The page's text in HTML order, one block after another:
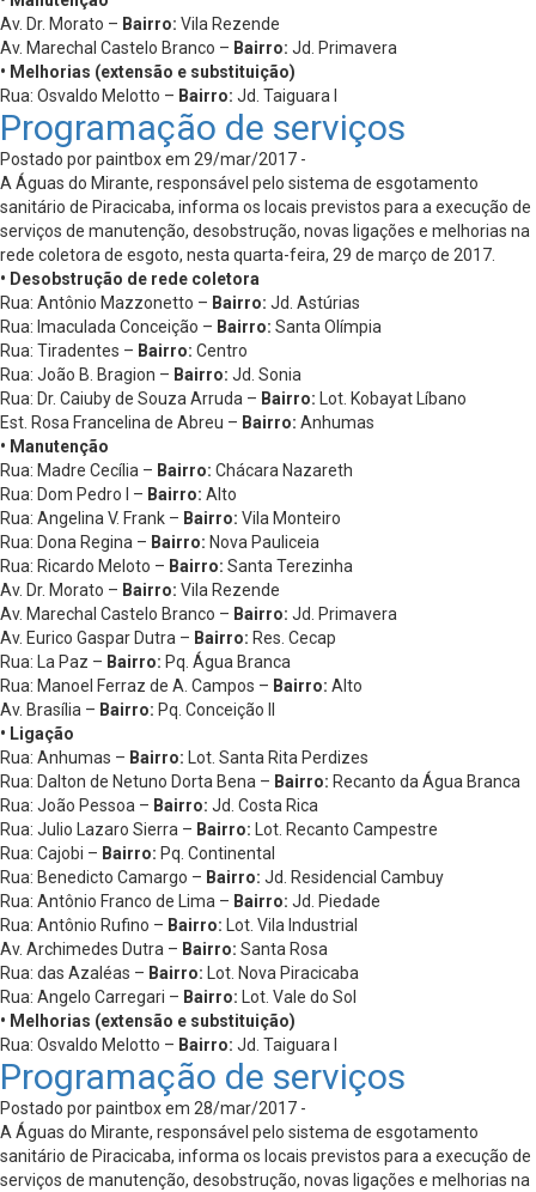
Av. Dr. Morato – Bairro: Vila Rezende
Av. Marechal Castelo Branco – Bairro: Jd. Primavera
• Melhorias (extensão e substituição)
Rua: Osvaldo Melotto – Bairro: Jd. Taiguara I
Programação de serviços
Postado por paintbox em 29/mar/2017 -
A Águas do Mirante, responsável pelo sistema de esgotamento
sanitário de Piracicaba, informa os locais previstos para a execução de
serviços de manutenção, desobstrução, novas ligações e melhorias na
rede coletora de esgoto, nesta quarta-feira, 29 de março de 2017.
• Desobstrução de rede coletora
Rua: Antônio Mazzonetto – Bairro: Jd. Astúrias
Rua: Imaculada Conceição – Bairro: Santa Olímpia
Rua: Tiradentes – Bairro: Centro
Rua: João B. Bragion – Bairro: Jd. Sonia
Rua: Dr. Caiuby de Souza Arruda – Bairro: Lot. Kobayat Líbano
Est. Rosa Francelina de Abreu – Bairro: Anhumas
• Manutenção
Rua: Madre Cecília – Bairro: Chácara Nazareth
Rua: Dom Pedro I – Bairro: Alto
Rua: Angelina V. Frank – Bairro: Vila Monteiro
Rua: Dona Regina – Bairro: Nova Pauliceia
Rua: Ricardo Meloto – Bairro: Santa Terezinha
Av. Dr. Morato – Bairro: Vila Rezende
Av. Marechal Castelo Branco – Bairro: Jd. Primavera
Av. Eurico Gaspar Dutra – Bairro: Res. Cecap
Rua: La Paz – Bairro: Pq. Água Branca
Rua: Manoel Ferraz de A. Campos – Bairro: Alto
Av. Brasília – Bairro: Pq. Conceição II
• Ligação
Rua: Anhumas – Bairro: Lot. Santa Rita Perdizes
Rua: Dalton de Netuno Dorta Bena – Bairro: Recanto da Água Branca
Rua: João Pessoa – Bairro: Jd. Costa Rica
Rua: Julio Lazaro Sierra – Bairro: Lot. Recanto Campestre
Rua: Cajobi – Bairro: Pq. Continental
Rua: Benedicto Camargo – Bairro: Jd. Residencial Cambuy
Rua: Antônio Franco de Lima – Bairro: Jd. Piedade
Rua: Antônio Rufino – Bairro: Lot. Vila Industrial
Av. Archimedes Dutra – Bairro: Santa Rosa
Rua: das Azaléas – Bairro: Lot. Nova Piracicaba
Rua: Angelo Carregari – Bairro: Lot. Vale do Sol
• Melhorias (extensão e substituição)
Rua: Osvaldo Melotto – Bairro: Jd. Taiguara I
Programação de serviços
Postado por paintbox em 28/mar/2017 -
A Águas do Mirante, responsável pelo sistema de esgotamento
sanitário de Piracicaba, informa os locais previstos para a execução de
serviços de manutenção, desobstrução, novas ligações e melhorias na